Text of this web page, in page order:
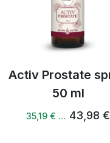
Activ Prostate
50 ml
35,19 € … 43,98 €